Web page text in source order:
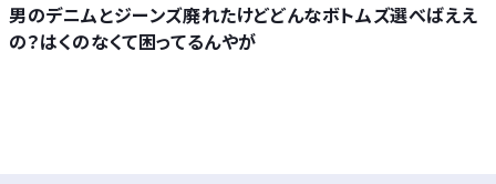
男のデニムとジーンズ廃れたけどどんなボトムズ選べばええ
の？はくのなくて困ってるんやが